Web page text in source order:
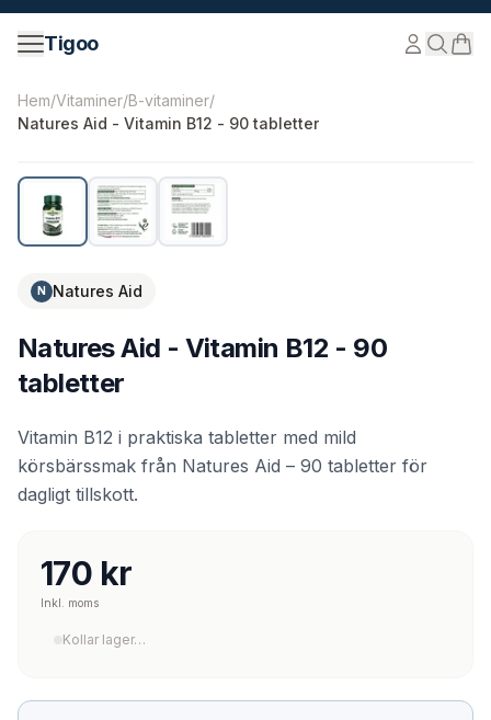
Hoppa till innehåll
Tigoo
©2026Nutri Nordic AB.
Hem/Vitaminer/B-vitaminer/
Natures Aid - Vitamin B12 - 90 tabletter
N Natures Aid
Natures Aid - Vitamin B12 - 90
tabletter
Vitamin B12 i praktiska tabletter med mild
körsbärssmak från Natures Aid – 90 tabletter för
dagligt tillskott.
170 kr
Inkl. moms
Kollar lager…